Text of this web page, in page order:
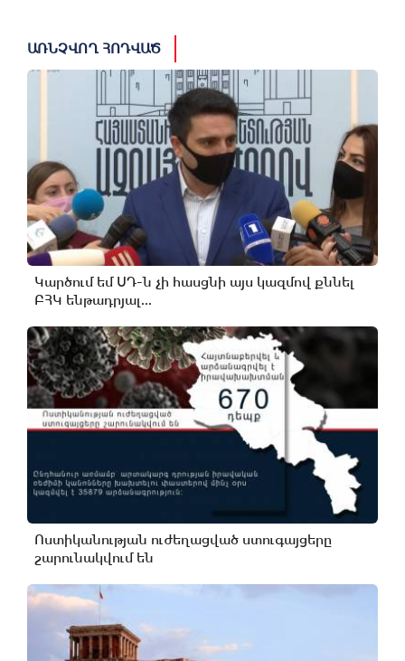
ԱՌՆՉՎՈՂ ՀՈԴՎԱԾ
Կարծում եմ ՍԴ-ն չի հասցնի այս կազմով քննել
ԲՀԿ ենթադրյալ...
Ոստիկանության ուժեղացված ստուգայցերը
շարունակվում են